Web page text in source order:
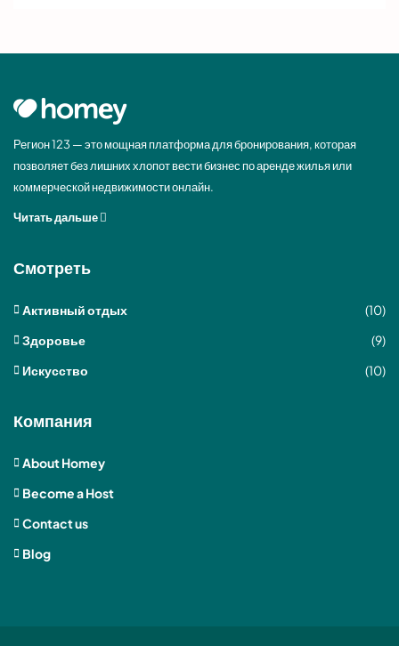
Регион 123 — это мощная платформа для бронирования, которая
позволяет без лишних хлопот вести бизнес по аренде жилья или
коммерческой недвижимости онлайн.
Читать дальше
Смотреть
Активный отдых
(10)
Здоровье
(9)
Искусство
(10)
Компания
About Homey
Become a Host
Contact us
Blog